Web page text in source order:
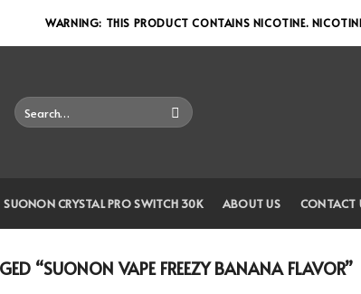
WARNING: THIS PRODUCT CONTAINS NICOTINE.
Search
for:
SUONON CRYSTAL PRO SWITCH 30K ABOUT US CONTACT
“SUONON VAPE FREEZY BANANA FLAVOR”